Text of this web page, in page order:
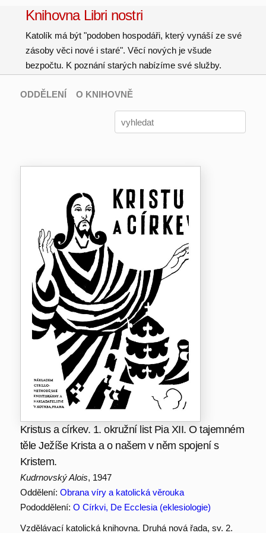
Knihovna Libri nostri
Katolík má být "podoben hospodáři, který vynáší ze své
zásoby věci nové i staré". Věcí nových je všude
bezpočtu. K poznání starých nabízíme své služby.
ODDĚLENÍ O KNIHOVNĚ
Kristus a církev. 1. okružní list Pia XII. O tajemném
těle Ježíše Krista a o našem v něm spojení s
Kristem.
Kudrnovský Alois, 1947
Oddělení: Obrana víry a katolická věrouka
Pododdělení: O Církvi, De Ecclesia (eklesiologie)
Vzdělávací katolická knihovna. Druhá nová řada, sv. 2.